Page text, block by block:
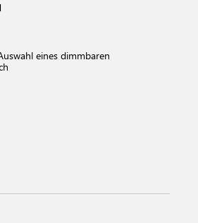
eines dimmbaren